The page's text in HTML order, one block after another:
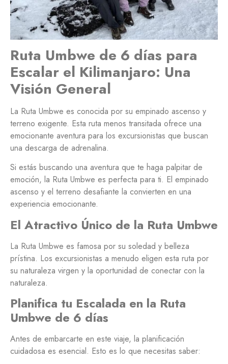
Ruta Umbwe de 6 días para
Escalar el Kilimanjaro: Una
Visión General
La Ruta Umbwe es conocida por su empinado ascenso y
terreno exigente. Esta ruta menos transitada ofrece una
emocionante aventura para los excursionistas que buscan
una descarga de adrenalina.
Si estás buscando una aventura que te haga palpitar de
emoción, la Ruta Umbwe es perfecta para ti. El empinado
ascenso y el terreno desafiante la convierten en una
experiencia emocionante.
El Atractivo Único de la Ruta Umbwe
La Ruta Umbwe es famosa por su soledad y belleza
prístina. Los excursionistas a menudo eligen esta ruta por
su naturaleza virgen y la oportunidad de conectar con la
naturaleza.
Planifica tu Escalada en la Ruta
Umbwe de 6 días
Antes de embarcarte en este viaje, la planificación
cuidadosa es esencial. Esto es lo que necesitas saber: